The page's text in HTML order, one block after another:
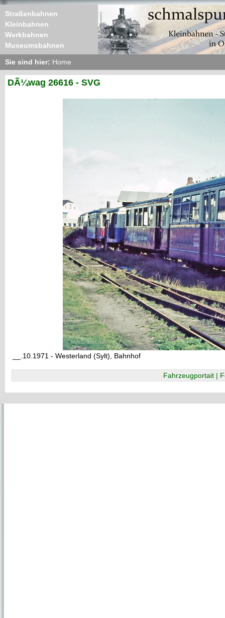
Straßenbahnen
Kleinbahnen
Werkbahnen
Museumsbahnen
Sie sind hier: Home
DÃ¼wag 26616 - SVG
__.10.1971 - Westerland (Sylt), Bahnhof
Fahrzeugportait |